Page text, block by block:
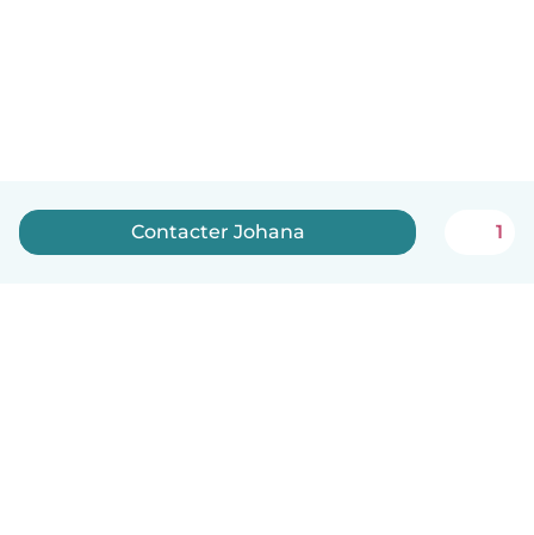
Contacter Johana 1